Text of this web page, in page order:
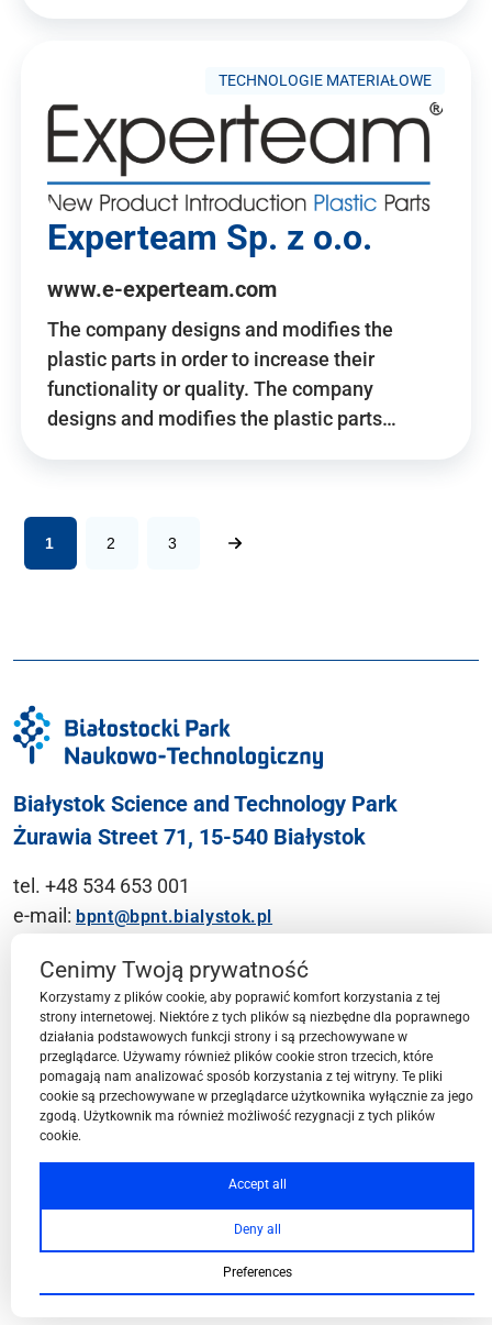
TECHNOLOGIE MATERIAŁOWE
Experteam Sp. z o.o.
www.e-experteam.com
The company designs and modifies the
plastic parts in order to increase their
functionality or quality. The company
designs and modifies the plastic parts…
1 2 3
Białystok Science and Technology Park
Żurawia Street 71, 15-540 Białystok
tel. +48 534 653 001
e-mail: bpnt@bpnt.bialystok.pl
Contact
BPN-T Area
BPN-T Offer
Cenimy Twoją prywatność
Korzystamy z plików cookie, aby poprawić komfort korzystania z tej
strony internetowej. Niektóre z tych plików są niezbędne dla poprawnego
działania podstawowych funkcji strony i są przechowywane w
przeglądarce. Używamy również plików cookie stron trzecich, które
pomagają nam analizować sposób korzystania z tej witryny. Te pliki
cookie są przechowywane w przeglądarce użytkownika wyłącznie za jego
zgodą. Użytkownik ma również możliwość rezygnacji z tych plików
cookie.
Accept all
Deny all
Preferences